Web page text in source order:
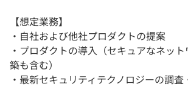
【想定業務】
・自社および他社プロダクトの提案
・プロダクトの導入（セキュアなネッ
築も含む）
・最新セキュリティテクノロジーの調査